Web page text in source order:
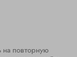
на повторную